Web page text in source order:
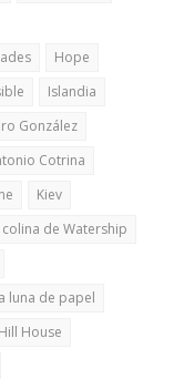
Hope
Islandia
González
Cotrina
Kiev
colina de Watership
luna de papel
House